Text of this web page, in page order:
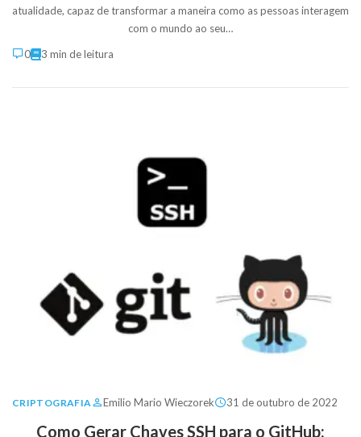
atualidade, capaz de transformar a maneira como as pessoas interagem
com o mundo ao seu…
0
3 min de leitura
CRIPTOGRAFIA Emilio Mario Wieczorek 31 de outubro de 2022
Como Gerar Chaves SSH para o GitHub: